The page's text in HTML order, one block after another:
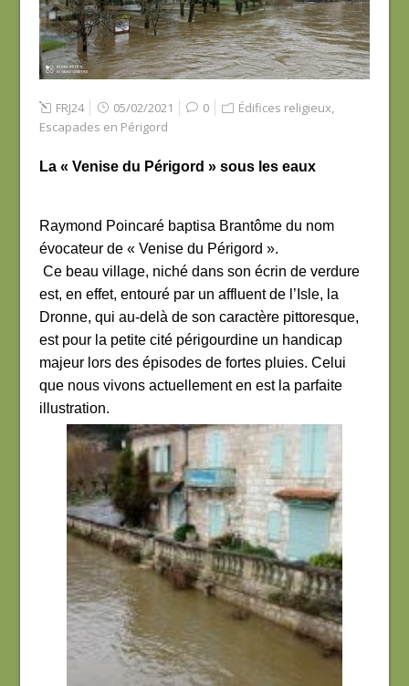
FRJ24 05/02/2021 0 Édifices religieux,
Escapades en Périgord
La « Venise du Périgord » sous les eaux
Raymond Poincaré baptisa Brantôme du nom
évocateur de « Venise du Périgord ».
Ce beau village, niché dans son écrin de verdure
est, en effet, entouré par un affluent de l’Isle, la
Dronne, qui au-delà de son caractère pittoresque,
est pour la petite cité périgourdine un handicap
majeur lors des épisodes de fortes pluies. Celui
que nous vivons actuellement en est la parfaite
illustration.